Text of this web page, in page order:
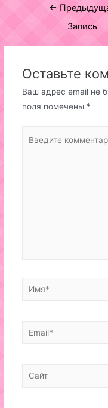
Навигация
←
Запись
Оставьте
Ваш адрес email не
поля помечены *
Имя*
Email*
Сайт